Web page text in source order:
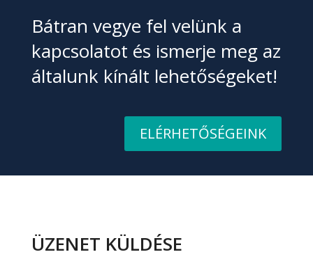
Bátran vegye fel velünk a
kapcsolatot és ismerje meg az
általunk kínált lehetőségeket!
ELÉRHETŐSÉGEINK
ÜZENET KÜLDÉSE